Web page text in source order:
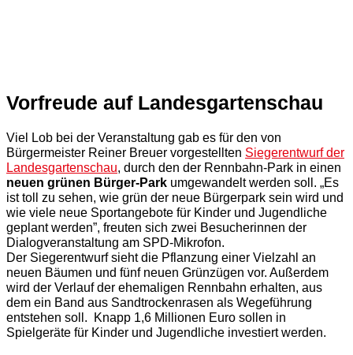
Vorfreude auf Landesgartenschau
Viel Lob bei der Veranstaltung gab es für den von
Bürgermeister Reiner Breuer vorgestellten Siegerentwurf der
Landesgartenschau, durch den der Rennbahn-Park in einen
neuen grünen Bürger-Park umgewandelt werden soll. „Es
ist toll zu sehen, wie grün der neue Bürgerpark sein wird und
wie viele neue Sportangebote für Kinder und Jugendliche
geplant werden”, freuten sich zwei Besucherinnen der
Dialogveranstaltung am SPD-Mikrofon.
Der Siegerentwurf sieht die Pflanzung einer Vielzahl an
neuen Bäumen und fünf neuen Grünzügen vor. Außerdem
wird der Verlauf der ehemaligen Rennbahn erhalten, aus
dem ein Band aus Sandtrockenrasen als Wegeführung
entstehen soll. Knapp 1,6 Millionen Euro sollen in
Spielgeräte für Kinder und Jugendliche investiert werden.